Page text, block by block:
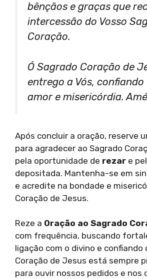
bênçãos e graças que
intercessão do Vosso
Coração.
Ó Sagrado Coração de
entrego a Vós, confiando
amor e misericórdia.
Após concluir a oração, reserve
para agradecer ao Sagrado
pela oportunidade de rezar e
depositada. Mantenha-se em
e acredite na bondade e
Coração de Jesus.
Reze a Oração ao Sagrado
com frequência, buscando
ligação com o divino e confiando
Coração de Jesus está sempre
para ouvir nossos pedidos e nos